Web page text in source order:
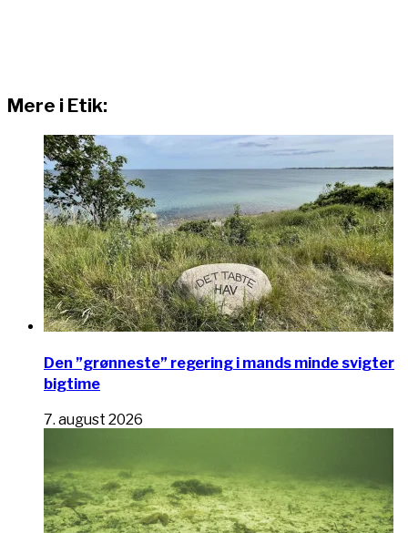
Mere i Etik:
Den ”grønneste” regering i mands minde svigter
bigtime
7. august 2026